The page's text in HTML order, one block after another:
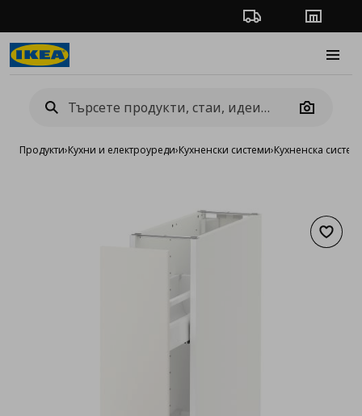
Проследяване на
Camera
Продукти›Кухни и електроуреди›Кухненски системи›Кухненска